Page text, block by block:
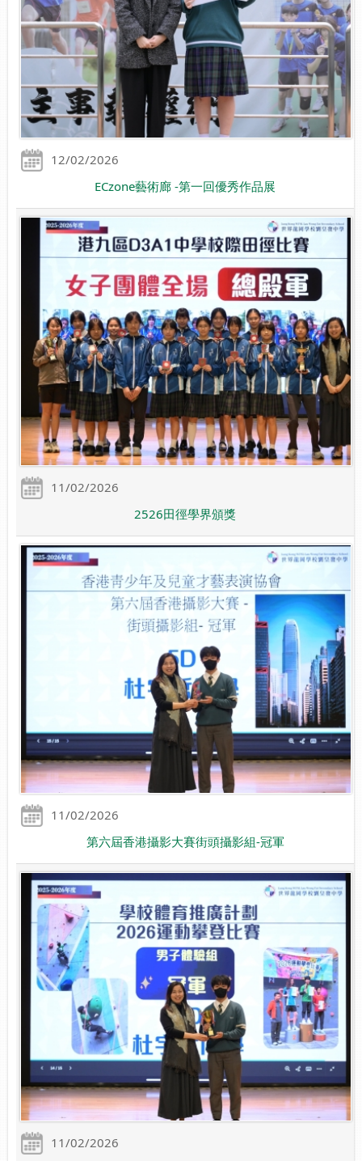
12/02/2026
ECzone藝術廊 -第一回優秀作品展
11/02/2026
2526田徑學界頒獎
11/02/2026
第六屆香港攝影大賽街頭攝影組-冠軍
11/02/2026